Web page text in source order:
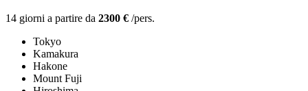
14 giorni a partire da 2300 € /pers.
Tokyo
Kamakura
Hakone
Mount Fuji